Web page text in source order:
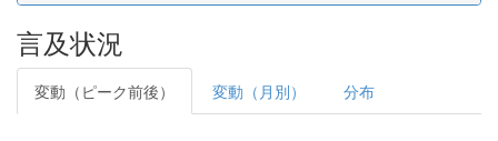
言及状況
変動（ピーク前後） 変動（月別） 分布